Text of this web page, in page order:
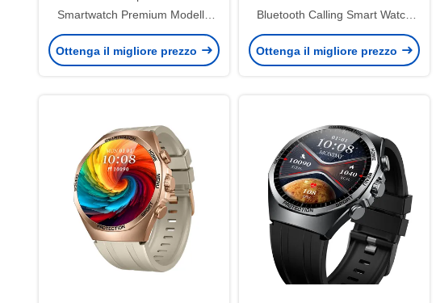
Smartwatch Premium Modello
multifunzionale con chiamata
Bluetooth
Ottenga il migliore prezzo
Bluetooth Calling Smart Watch
con elegante display rotondo
Ottenga il migliore prezzo